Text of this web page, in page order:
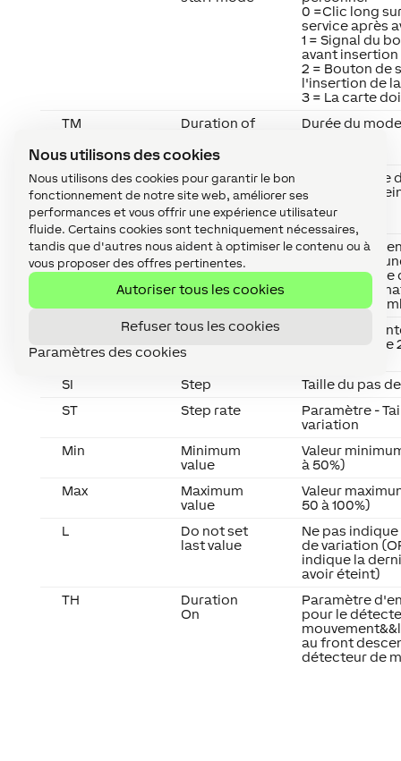
Nous utilisons des cookies
Nous utilisons des cookies pour garantir le bon
fonctionnement de notre site web, améliorer ses
performances et vous offrir une expérience utilisateur
fluide. Certains cookies sont techniquement nécessaires,
tandis que d'autres nous aident à optimiser le contenu ou à
vous proposer des offres pertinentes.
Autoriser tous les cookies
Refuser tous les cookies
Paramètres des cookies
0 =Clic long
service après
1 = Signal du
avant
2 = Bouton de
l'insertion de
3 = La carte
TM
Duration of
Staff mode
Durée du
To
Duration
press and
hold for 'All
off'
Paramètre de
pour 'Tout
Tl
Timeout for
leaving
room
Paramètre
pour quitter
Entrez 0 s'il ne
d'arret
sortie de
Max time
pulses
Paramètre -
maximal
SI Step
Taille du pas
ST
Step rate
Paramètre -
variation
Min
Minimum
value
Valeur
à 50%)
Max
Maximum
value
Valeur
50 à 100%)
L
Do not set
last value
Ne pas
de variation
indique la
avoir éteint)
TH
Duration
On
Paramètre
pour le
au front
détecteur de